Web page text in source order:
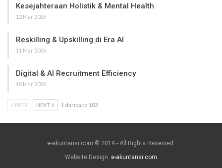
Kesejahteraan Holistik & Mental Health
12 Mar 2026
Reskilling & Upskilling di Era AI
11 Mar 2026
Digital & AI Recruitment Efficiency
10 Mar 2026
PREV NEXT 1 daripada 183
e-akuntansi.com © 2019 - All Rights Reserved.
Website Design: e-akuntansi.com